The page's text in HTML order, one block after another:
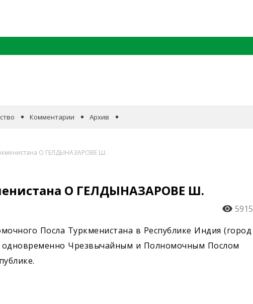
Комментарии Архив
О ГЕЛДЫНАЗАРОВЕ Ш.
О ГЕЛДЫНАЗАРОВЕ Ш.
5915
Посла Туркменистана в Республике Индия (город
Чрезвычайным и Полномочным Послом